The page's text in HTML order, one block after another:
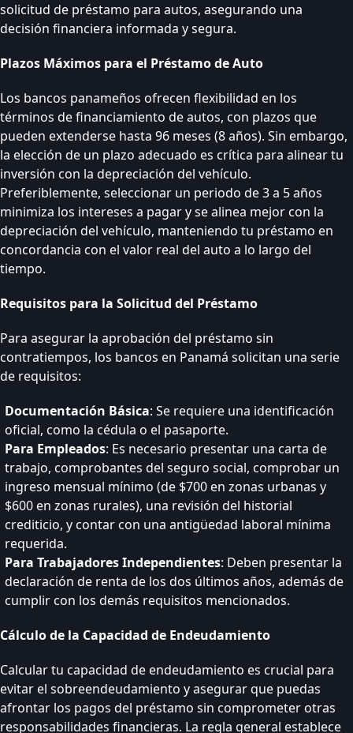
solicitud de préstamo para autos, asegurando una
decisión financiera informada y segura.
Plazos Máximos para el Préstamo de Auto
Los bancos panameños ofrecen flexibilidad en los
términos de financiamiento de autos, con plazos que
pueden extenderse hasta 96 meses (8 años). Sin embargo,
la elección de un plazo adecuado es crítica para alinear tu
inversión con la depreciación del vehículo.
Preferiblemente, seleccionar un periodo de 3 a 5 años
minimiza los intereses a pagar y se alinea mejor con la
depreciación del vehículo, manteniendo tu préstamo en
concordancia con el valor real del auto a lo largo del
tiempo.
Requisitos para la Solicitud del Préstamo
Para asegurar la aprobación del préstamo sin
contratiempos, los bancos en Panamá solicitan una serie
de requisitos:
Documentación Básica: Se requiere una identificación
oficial, como la cédula o el pasaporte.
Para Empleados: Es necesario presentar una carta de
trabajo, comprobantes del seguro social, comprobar un
ingreso mensual mínimo (de $700 en zonas urbanas y
$600 en zonas rurales), una revisión del historial
crediticio, y contar con una antigüedad laboral mínima
requerida.
Para Trabajadores Independientes: Deben presentar la
declaración de renta de los dos últimos años, además de
cumplir con los demás requisitos mencionados.
Cálculo de la Capacidad de Endeudamiento
Calcular tu capacidad de endeudamiento es crucial para
evitar el sobreendeudamiento y asegurar que puedas
afrontar los pagos del préstamo sin comprometer otras
responsabilidades financieras. La regla general establece